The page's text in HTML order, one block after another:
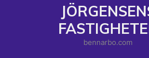
bennarbo.com